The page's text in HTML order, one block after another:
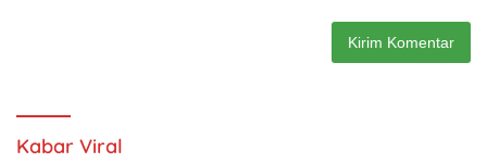
Kabar Viral